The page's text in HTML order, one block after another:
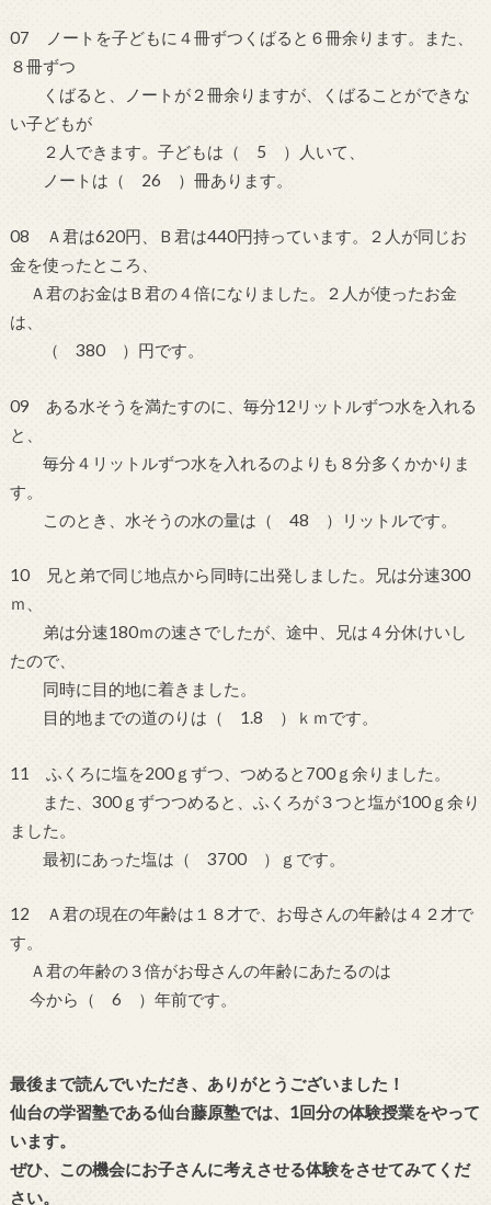
07 ノートを子どもに４冊ずつくばると６冊余ります。また、
８冊ずつ
くばると、ノートが２冊余りますが、くばることができな
い子どもが
２人できます。子どもは（ 5 ）人いて、
ノートは（ 26 ）冊あります。
08 Ａ君は620円、Ｂ君は440円持っています。２人が同じお
金を使ったところ、
Ａ君のお金はＢ君の４倍になりました。２人が使ったお金
は、
（ 380 ）円です。
09 ある水そうを満たすのに、毎分12リットルずつ水を入れる
と、
毎分４リットルずつ水を入れるのよりも８分多くかかりま
す。
このとき、水そうの水の量は（ 48 ）リットルです。
10 兄と弟で同じ地点から同時に出発しました。兄は分速300
ｍ、
弟は分速180ｍの速さでしたが、途中、兄は４分休けいし
たので、
同時に目的地に着きました。
目的地までの道のりは（ 1.8 ）ｋｍです。
11 ふくろに塩を200ｇずつ、つめると700ｇ余りました。
また、300ｇずつつめると、ふくろが３つと塩が100ｇ余り
ました。
最初にあった塩は（ 3700 ）ｇです。
12 Ａ君の現在の年齢は１８才で、お母さんの年齢は４２才で
す。
Ａ君の年齢の３倍がお母さんの年齢にあたるのは
今から（ 6 ）年前です。
最後まで読んでいただき、ありがとうございました！
仙台の学習塾である仙台藤原塾では、1回分の体験授業をやって
います。
ぜひ、この機会にお子さんに考えさせる体験をさせてみてくだ
さい。